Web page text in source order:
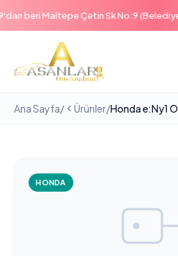
beri Maltepe Çetin Sk No:9 (Belediye
Ana Sayfa/ Ürünler/Honda e:Ny1
HONDA